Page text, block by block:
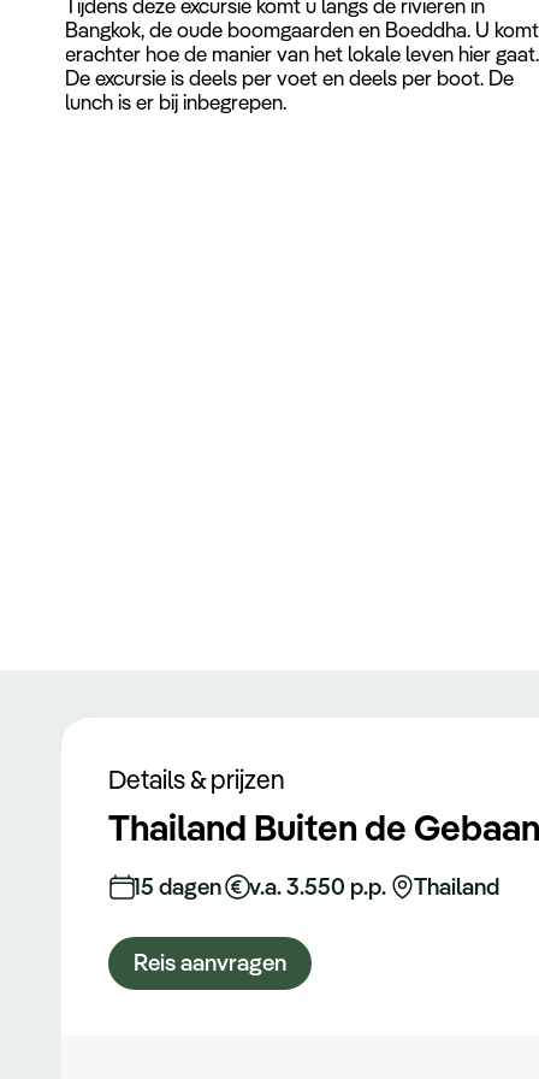
Bangkok, de oude boomgaarden en Boeddha. U komt
erachter hoe de manier van het lokale leven hier gaat.
De excursie is deels per voet en deels per boot. De
lunch is er bij inbegrepen.
Details & prijzen
Thailand Buiten de
15 dagen v.a. 3.550 p.p. Thailand
Reis aanvragen